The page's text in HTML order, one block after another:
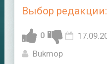
Выбор редакции:
0
Bukmop